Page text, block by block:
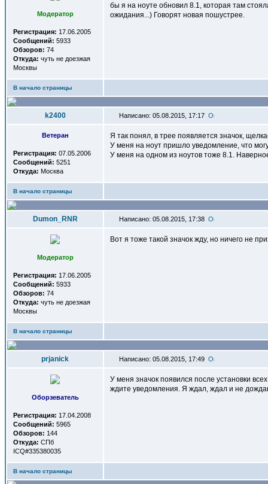
Модератор
Регистрация: 17.06.2005
Сообщений: 5933
Обзоров: 74
Откуда: чуть не доезжая
Москвы
бы я на ноуте обновил 8.1, которая там
ожидания...) Говорят новая пошустрее.
В начало страницы
k2400 Написано: 05.08.2015, 17:17
Ветеран
Регистрация: 07.05.2006
Сообщений: 5251
Откуда: Москва
Я так понял, в трее появляется значок,
У меня на ноут пришло уведомление, что
У меня на одном из ноутов тоже 8.1.
В начало страницы
Dumon_RNR Написано: 05.08.2015, 17:38
Модератор
Регистрация: 17.06.2005
Сообщений: 5933
Обзоров: 74
Откуда: чуть не доезжая
Москвы
Вот я тоже такой значок жду, но ничего не
В начало страницы
prjanick Написано: 05.08.2015, 17:49
Оборзеватель
Регистрация: 17.04.2008
Сообщений: 5965
Обзоров: 144
Откуда: СПб
ICQ#335380035
У меня значок появился после установки
ждите уведомления. Я ждал, ждал и не
В начало страницы